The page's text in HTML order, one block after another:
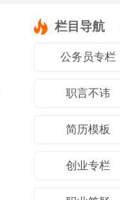
栏目导航
公务员专栏
职言不讳
简历模板
创业专栏